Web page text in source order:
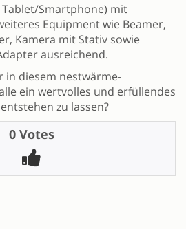
Smartphone) mit
Equipment wie Beamer,
Kamera mit Stativ sowie
ausreichend.
in diesem nestwärme-
ein wertvolles und erfüllendes
zu lassen?
0 Votes